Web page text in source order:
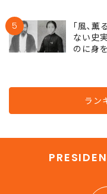
5
｢風､薫
ない史
のに身
ラン